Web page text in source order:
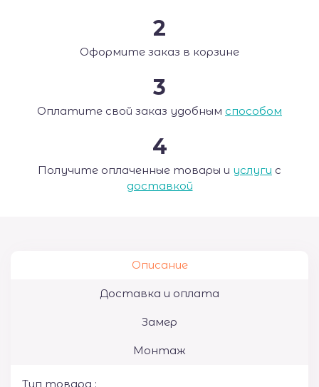
2
Оформите заказ в корзине
3
Оплатите свой заказ удобным способом
4
Получите оплаченные товары и услуги с
доставкой
Описание
Доставка и оплата
Замер
Монтаж
Тип товара :